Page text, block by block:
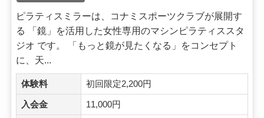
ピラティスミラーは、コナミスポーツクラブが展開す
る 「鏡」を活用した女性専用のマシンピラティススタ
ジオ です。 「もっと鏡が見たくなる」をコンセプト
に、天...
体験料 初回限定2,200円
入会金 11,000円